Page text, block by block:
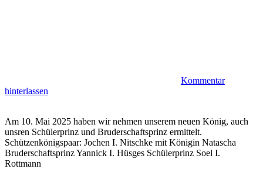
Kommentar
hinterlassen
Am 10. Mai 2025 haben wir nehmen unserem neuen König, auch
unsren Schülerprinz und Bruderschaftsprinz ermittelt.
Schützenkönigspaar: Jochen I. Nitschke mit Königin Natascha
Bruderschaftsprinz Yannick I. Hüsges Schülerprinz Soel I.
Rottmann